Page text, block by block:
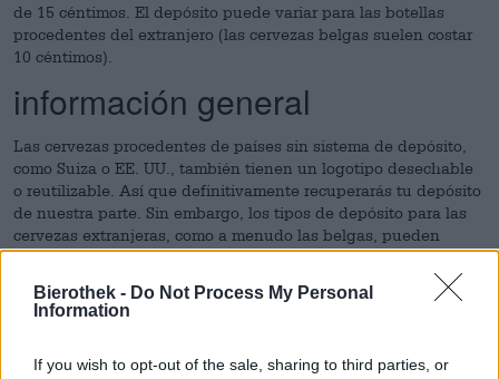
Bierothek - Do Not Process My Personal
Information
If you wish to opt-out of the sale, sharing to third parties, or
de 15 céntimos. El depósito puede variar para las botellas
procedentes del extranjero (las cervezas belgas suelen costar
10 céntimos).
información general
Las cervezas procedentes de países sin sistema de depósito,
como Suiza o EE. UU., también tienen un logotipo desechable
o reutilizable. Así que definitivamente recuperarás tu depósito
de nuestra parte. Sin embargo, los tipos de depósito para las
cervezas extranjeras, como a menudo las belgas, pueden
variar.
¡¡¡PELIGRO!!! Si la botella ya no muestra que es una botella de
depósito (por ejemplo, la etiqueta está arrancada), el vendedor
su depósito. Si es así, entonces estás de suerte, porque